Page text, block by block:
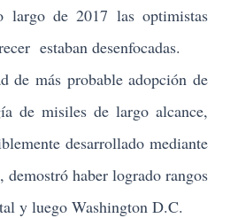
largo de 2017 las optimistas
estaban desenfocadas.
más probable adopción de
de misiles de largo alcance,
desarrollado mediante
haber logrado rangos
y luego Washington D.C.